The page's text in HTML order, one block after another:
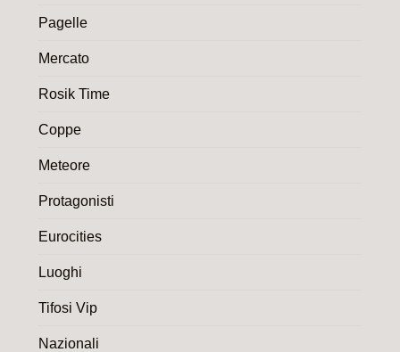
Pagelle
Mercato
Rosik Time
Coppe
Meteore
Protagonisti
Eurocities
Luoghi
Tifosi Vip
Nazionali